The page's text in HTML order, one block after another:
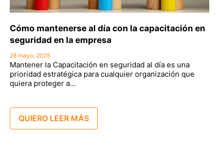
Cómo mantenerse al día con la capacitación en
seguridad en la empresa
28 mayo, 2025
Mantener la Capacitación en seguridad al día es una
prioridad estratégica para cualquier organización que
quiera proteger a…
QUIERO LEER MÁS